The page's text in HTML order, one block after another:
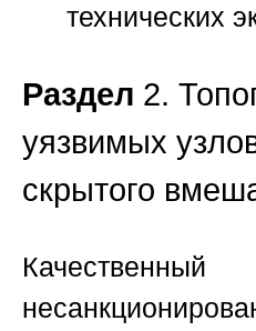
технических
Раздел 2.
уязвимых
скрытого
Качественный